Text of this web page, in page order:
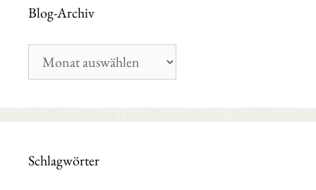
Blog-Archiv
Archiv
Schlagwörter